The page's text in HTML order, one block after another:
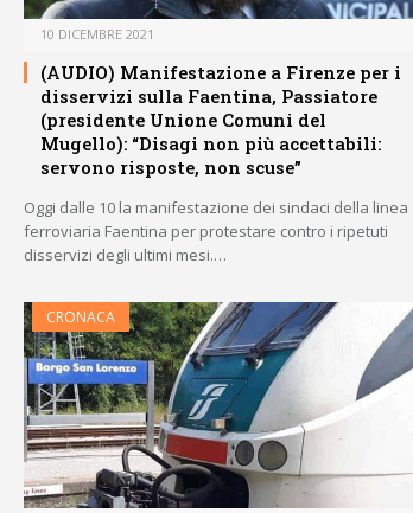
10 DICEMBRE 2021
(AUDIO) Manifestazione a Firenze per i
disservizi sulla Faentina, Passiatore
(presidente Unione Comuni del
Mugello): “Disagi non più accettabili:
servono risposte, non scuse”
Oggi dalle 10 la manifestazione dei sindaci della linea
ferroviaria Faentina per protestare contro i ripetuti
disservizi degli ultimi mesi.…
CRONACA